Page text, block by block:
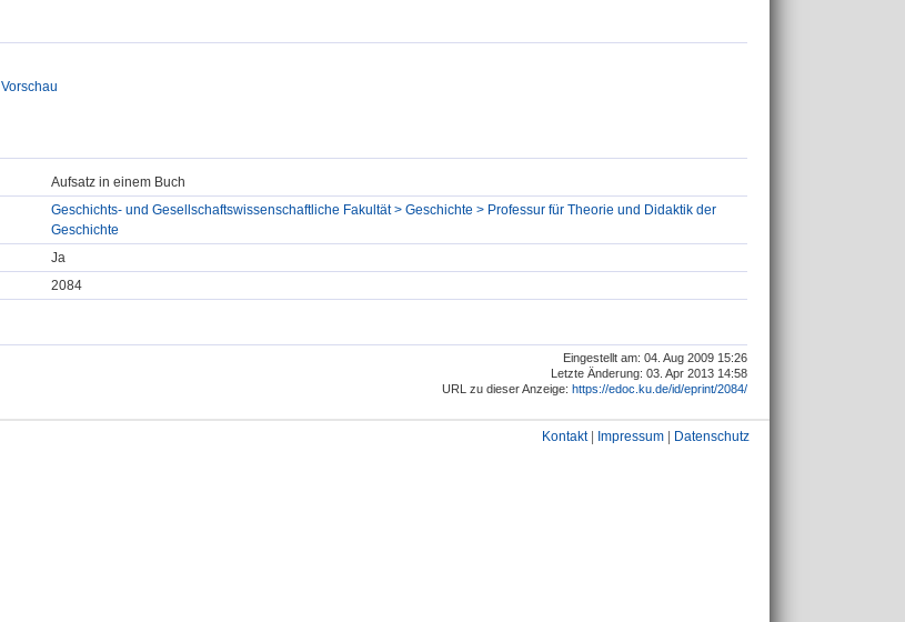
Vorschau
Aufsatz in einem Buch
Geschichts- und Gesellschaftswissenschaftliche Fakultät > Geschichte > Professur für Theorie und Didaktik der
Geschichte
Ja
2084
Eingestellt am: 04. Aug 2009 15:26
Letzte Änderung: 03. Apr 2013 14:58
URL zu dieser Anzeige: https://edoc.ku.de/id/eprint/2084/
Kontakt| Impressum Datenschutz